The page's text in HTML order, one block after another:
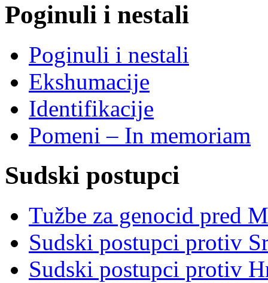
Poginuli i nestali
Poginuli i nestali
Ekshumacije
Identifikacije
Pomeni – In memoriam
Sudski postupci
Tužbe za genocid pred
Sudski postupci protiv
Sudski postupci protiv